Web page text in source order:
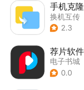
手机克
换机互传
2.3
荐片软件
电子书城
0.0